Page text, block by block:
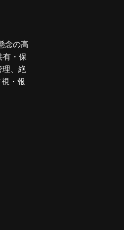
念の高
有・保
理、絶
・報